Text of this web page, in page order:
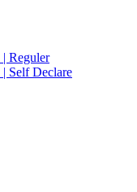
Reguler
Self Declare